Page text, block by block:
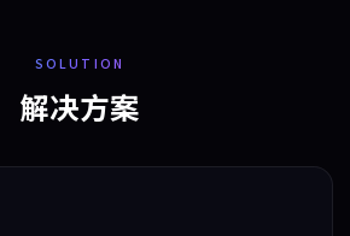
SOLUTION
解决方案